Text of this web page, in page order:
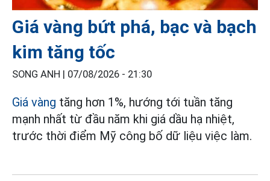
Giá vàng bứt phá, bạc và bạch
kim tăng tốc
SONG ANH | 07/08/2026 - 21:30
Giá vàng tăng hơn 1%, hướng tới tuần tăng
mạnh nhất từ đầu năm khi giá dầu hạ nhiệt,
trước thời điểm Mỹ công bố dữ liệu việc làm.